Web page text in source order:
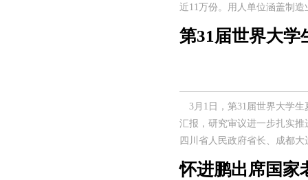
近11万份。用人单位涵盖制造
第31届世界大学
3月1日，第31届世界大学生
汇报，研究审议进一步扎实
四川省人民政府省长、成都
怀进鹏出席国家